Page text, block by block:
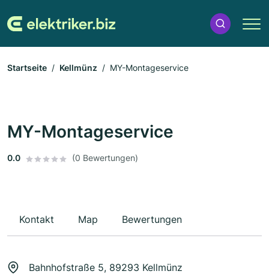
Startseite Kellmünz MY-Montageservice
MY-Montageservice
0.0 (0 Bewertungen)
Kontakt Map Bewertungen
Bahnhofstraße 5, 89293 Kellmünz